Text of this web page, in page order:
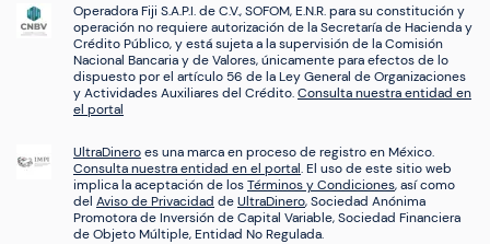
Operadora Fiji S.A.P.I. de C.V., SOFOM, E.N.R. para su constitución y
operación no requiere autorización de la Secretaría de Hacienda y
Crédito Público, y está sujeta a la supervisión de la Comisión
Nacional Bancaria y de Valores, únicamente para efectos de lo
dispuesto por el artículo 56 de la Ley General de Organizaciones
y Actividades Auxiliares del Crédito.Consulta nuestra entidad en
el portal
UltraDineroes una marca en proceso de registro en México.
Consulta nuestra entidad en el portal. El uso de este sitio web
implica la aceptación de losTérminos y Condiciones, así como
del Aviso de Privacidad deUltraDinero, Sociedad Anónima
Promotora de Inversión de Capital Variable, Sociedad Financiera
de Objeto Múltiple, Entidad No Regulada.